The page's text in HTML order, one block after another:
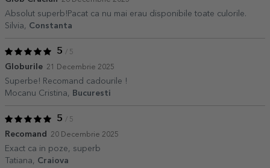
Absolut superb!Pacat ca nu mai erau disponibile toate culorile.
Silvia, Constanta
5 / 5
Globurile 21 Decembrie 2025
Superbe! Recomand cadourile !
Mocanu Cristina,
Bucuresti
5 / 5
Recomand 20 Decembrie 2025
Exact ca in poze, superb
Tatiana, Craiova